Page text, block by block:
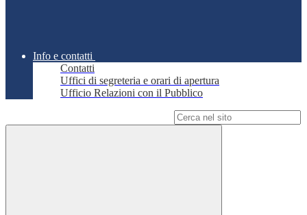
Info e contatti
Contatti
Uffici di segreteria e orari di apertura
Ufficio Relazioni con il Pubblico